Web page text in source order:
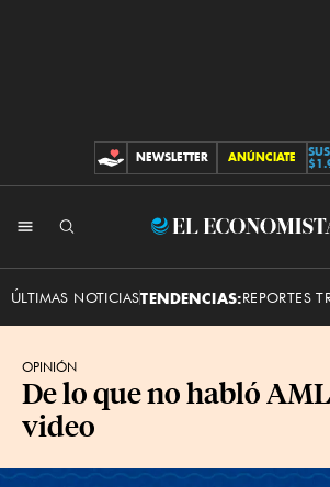
CONTRIBUCIONES
NEWSLETTER ANÚNCIATE
El
ÚLTIMAS NOTICIASTENDENCIAS:REPORTES
OPINIÓN
De lo que no habló
video